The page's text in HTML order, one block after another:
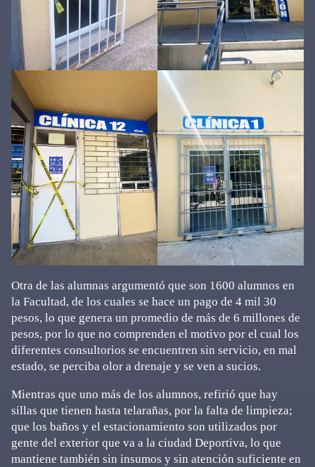
Otra de las alumnas argumentó que son 1600 alumnos en
la Facultad, de los cuales se hace un pago de 4 mil 30
pesos, lo que genera un promedio de más de 6 millones de
pesos, por lo que no comprenden el motivo por el cual los
diferentes consultorios se encuentren sin servicio, en mal
estado, se perciba olor a drenaje y se ven a sucios.
Mientras que uno más de los alumnos, refirió que hay
sillas que tienen hasta telarañas, por la falta de limpieza;
que los baños y el estacionamiento son utilizados por
gente del exterior que va a la ciudad Deportiva, lo que
mantiene también sin insumos y sin atención suficiente en